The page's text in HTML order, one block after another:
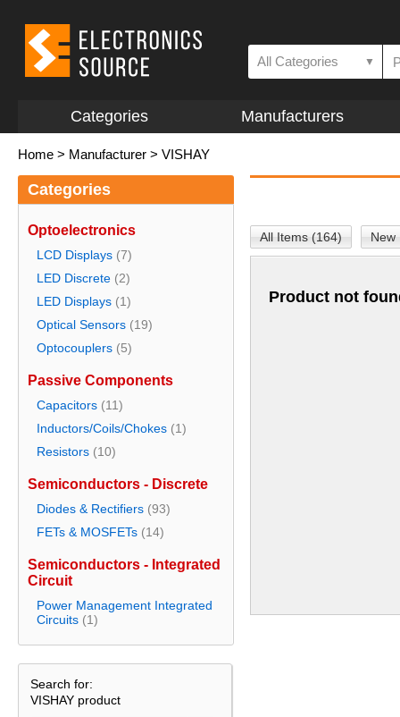
All Categories ▼
Categories Manufacturers
Home > Manufacturer > VISHAY
Categories
Optoelectronics
LCD Displays (7)
LED Discrete (2)
LED Displays (1)
Optical Sensors (19)
Optocouplers (5)
Passive Components
Capacitors (11)
Inductors/Coils/Chokes (1)
Resistors (10)
Semiconductors - Discrete
Diodes & Rectifiers (93)
FETs & MOSFETs (14)
Semiconductors - Integrated
Circuit
Power Management Integrated
Circuits (1)
Search for:
VISHAY product
All Items (164) New
Product not